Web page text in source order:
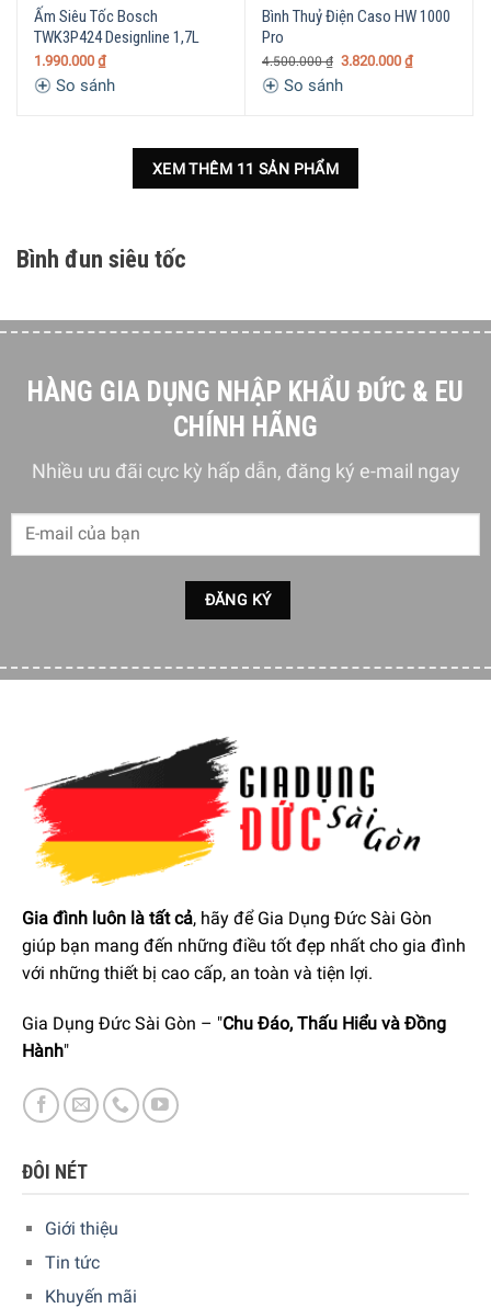
Ấm Siêu Tốc Bosch
TWK3P424 Designline 1,7L
1.990.000 ₫
So sánh
Bình Thuỷ Điện Caso HW 1000
Pro
4.500.000₫ 3.820.000 ₫
So sánh
XEM THÊM 11 SẢN PHẨM
Bình đun siêu tốc
HÀNG GIA DỤNG NHẬP KHẨU ĐỨC & EU
CHÍNH HÃNG
Nhiều ưu đãi cực kỳ hấp dẫn, đăng ký e-mail ngay
Gia đình luôn là tất cả, hãy để Gia Dụng Đức Sài Gòn
giúp bạn mang đến những điều tốt đẹp nhất cho gia đình
với những thiết bị cao cấp, an toàn và tiện lợi.
Gia Dụng Đức Sài Gòn – "Chu Đáo, Thấu Hiểu và Đồng
Hành"
ĐÔI NÉT
Giới thiệu
Tin tức
Khuyến mãi